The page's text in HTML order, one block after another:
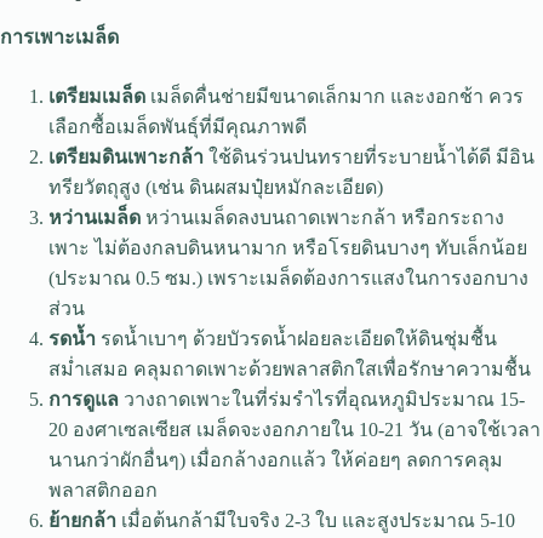
การเพาะเมล็ด
เตรียมเมล็ด เมล็ดคื่นช่ายมีขนาดเล็กมาก และงอกช้า ควร
เลือกซื้อเมล็ดพันธุ์ที่มีคุณภาพดี
เตรียมดินเพาะกล้า ใช้ดินร่วนปนทรายที่ระบายน้ำได้ดี มีอิน
ทรียวัตถุสูง (เช่น ดินผสมปุ๋ยหมักละเอียด)
หว่านเมล็ด หว่านเมล็ดลงบนถาดเพาะกล้า หรือกระถาง
เพาะ ไม่ต้องกลบดินหนามาก หรือโรยดินบางๆ ทับเล็กน้อย
(ประมาณ 0.5 ซม.) เพราะเมล็ดต้องการแสงในการงอกบาง
ส่วน
รดน้ำ รดน้ำเบาๆ ด้วยบัวรดน้ำฝอยละเอียดให้ดินชุ่มชื้น
สม่ำเสมอ คลุมถาดเพาะด้วยพลาสติกใสเพื่อรักษาความชื้น
การดูแล วางถาดเพาะในที่ร่มรำไรที่อุณหภูมิประมาณ 15-
20 องศาเซลเซียส เมล็ดจะงอกภายใน 10-21 วัน (อาจใช้เวลา
นานกว่าผักอื่นๆ) เมื่อกล้างอกแล้ว ให้ค่อยๆ ลดการคลุม
พลาสติกออก
ย้ายกล้า เมื่อต้นกล้ามีใบจริง 2-3 ใบ และสูงประมาณ 5-10